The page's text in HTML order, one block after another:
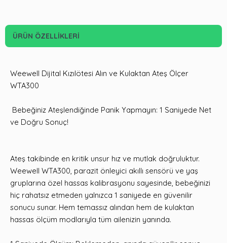
ÜRÜN ÖZELLIKLERI
Weewell Dijital Kızılötesi Alın ve Kulaktan Ateş Ölçer
WTA300
Bebeğiniz Ateşlendiğinde Panik Yapmayın: 1 Saniyede Net
ve Doğru Sonuç!
Ateş takibinde en kritik unsur hız ve mutlak doğruluktur.
Weewell WTA300, parazit önleyici akıllı sensörü ve yaş
gruplarına özel hassas kalibrasyonu sayesinde, bebeğinizi
hiç rahatsız etmeden yalnızca 1 saniyede en güvenilir
sonucu sunar. Hem temassız alından hem de kulaktan
hassas ölçüm modlarıyla tüm ailenizin yanında.